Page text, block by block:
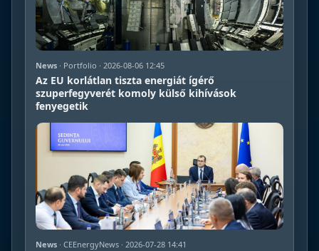
News · Portfolio · 2026-08-06 12:45
Az EU korlátlan tiszta energiát ígérő
szuperfegyverét komoly külső kihívások
fenyegetik
News · CEEnergyNews · 2026-07-28 14:41